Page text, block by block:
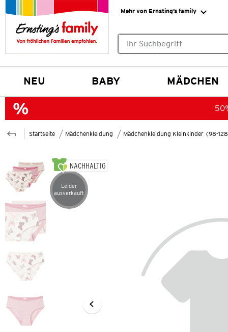
Mehr von Ernsting’s family
NEU BABY MÄDCHEN
Startseite Mädchenkleidung Mädchenkleidung Kleinkinder (98-
NACHHALTIG
Artikel leider ausverkauft
Leider
ausverkauft